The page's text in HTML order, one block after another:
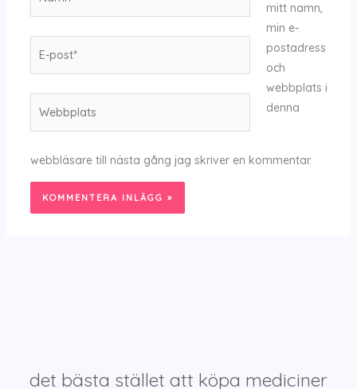
post*
mitt namn,
min e-
postadress
och
webbplats i
denna
webbläsare till nästa gång jag skriver en kommentar.
det bästa stället att köpa mediciner